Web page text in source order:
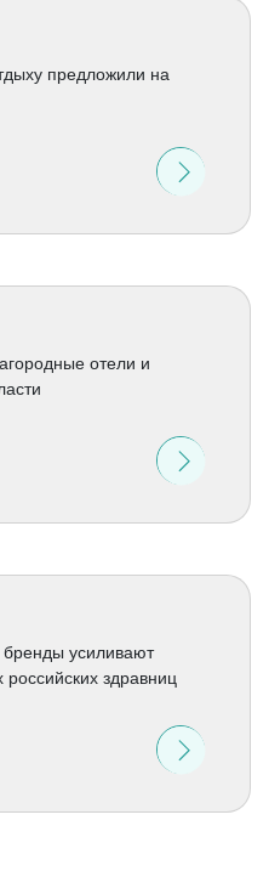
предложили на
отели и
бренды усиливают
российских здравниц